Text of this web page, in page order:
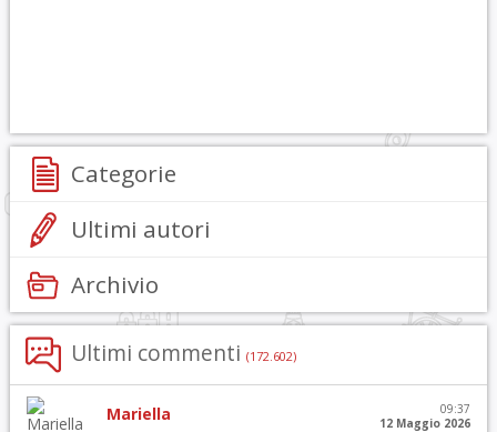
Categorie
Ultimi autori
Archivio
Ultimi commenti (172.602)
Mariella
09:37
12 Maggio 2026